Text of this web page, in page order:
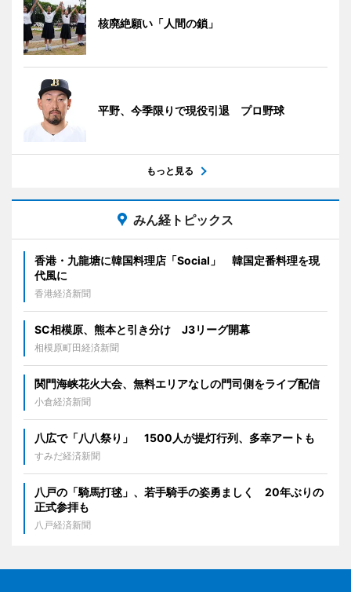
核廃絶願い「人間の鎖」
平野、今季限りで現役引退 プロ野球
もっと見る
みん経トピックス
香港・九龍塘に韓国料理店「Social」 韓国定番料理を現
代風に
香港経済新聞
SC相模原、熊本と引き分け J3リーグ開幕
相模原町田経済新聞
関門海峡花火大会、無料エリアなしの門司側をライブ配信
小倉経済新聞
八広で「八八祭り」 1500人が提灯行列、多幸アートも
すみだ経済新聞
八戸の「騎馬打毬」、若手騎手の姿勇ましく 20年ぶりの
正式参拝も
八戸経済新聞